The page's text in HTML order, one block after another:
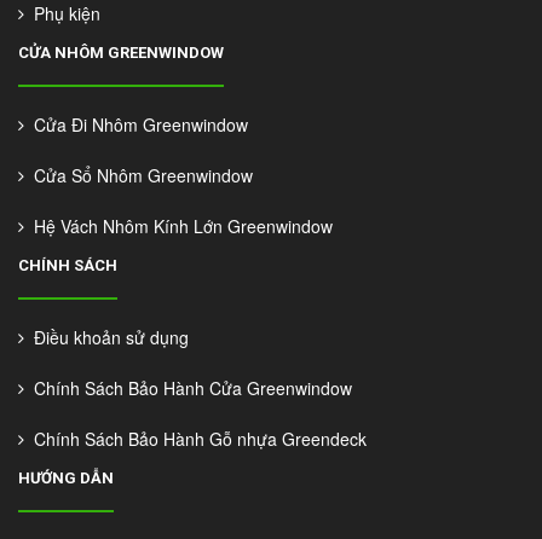
Phụ kiện
CỬA NHÔM GREENWINDOW
Cửa Đi Nhôm Greenwindow
Cửa Sổ Nhôm Greenwindow
Hệ Vách Nhôm Kính Lớn Greenwindow
CHÍNH SÁCH
Điều khoản sử dụng
Chính Sách Bảo Hành Cửa Greenwindow
Chính Sách Bảo Hành Gỗ nhựa Greendeck
HƯỚNG DẪN